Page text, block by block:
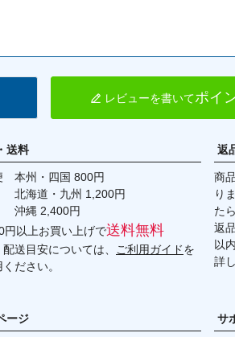
レビューを書いてポイ
送料
本州・四国 800円
道・九州 1,200円
2,400円
円以上お買い上げで送料無料
送目安については、 ご利用ガイドを
ださい。
返
商
り
た
返
以
詳
ージ サ